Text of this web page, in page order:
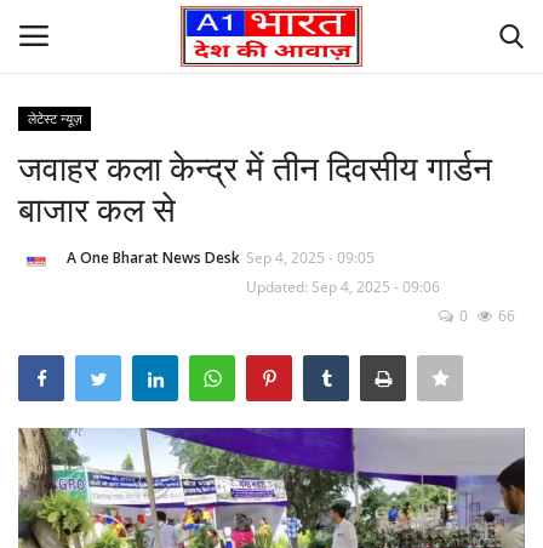
Home
लेटेस्ट न्यूज़
अपराध
देश
लेटेस्ट न्यूज़
जवाहर कला केन्द्र में तीन दिवसीय गार्डन
बाजार कल से
A One Bharat News Desk Sep 4, 2025 - 09:05
Updated: Sep 4, 2025 - 09:06
0
66